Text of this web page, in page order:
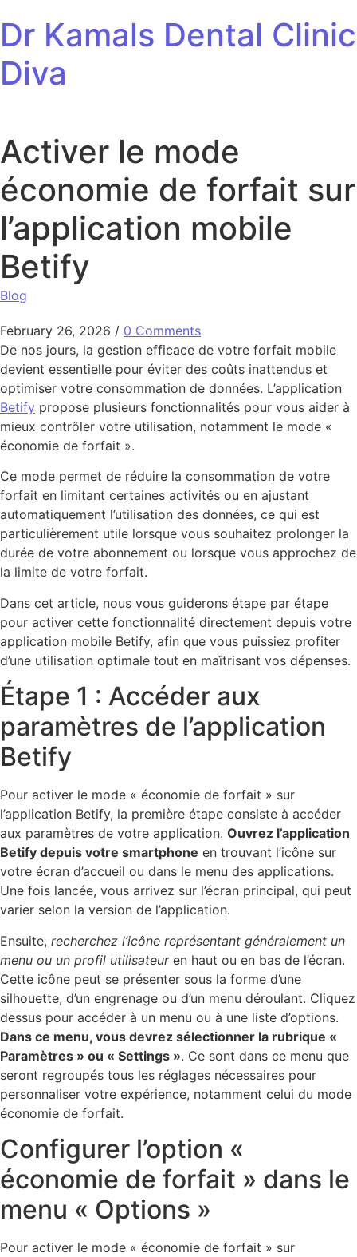
Dr Kamals Dental Clinic
Diva
Activer le mode
économie de forfait sur
l’application mobile
Betify
Blog
February 26, 2026 / 0 Comments
De nos jours, la gestion efficace de votre forfait mobile
devient essentielle pour éviter des coûts inattendus et
optimiser votre consommation de données. L’application
Betify propose plusieurs fonctionnalités pour vous aider à
mieux contrôler votre utilisation, notamment le mode «
économie de forfait ».
Ce mode permet de réduire la consommation de votre
forfait en limitant certaines activités ou en ajustant
automatiquement l’utilisation des données, ce qui est
particulièrement utile lorsque vous souhaitez prolonger la
durée de votre abonnement ou lorsque vous approchez de
la limite de votre forfait.
Dans cet article, nous vous guiderons étape par étape
pour activer cette fonctionnalité directement depuis votre
application mobile Betify, afin que vous puissiez profiter
d’une utilisation optimale tout en maîtrisant vos dépenses.
Étape 1 : Accéder aux
paramètres de l’application
Betify
Pour activer le mode « économie de forfait » sur
l’application Betify, la première étape consiste à accéder
aux paramètres de votre application. Ouvrez l’application
Betify depuis votre smartphone en trouvant l’icône sur
votre écran d’accueil ou dans le menu des applications.
Une fois lancée, vous arrivez sur l’écran principal, qui peut
varier selon la version de l’application.
Ensuite, recherchez l’icône représentant généralement un
menu ou un profil utilisateuren haut ou en bas de l’écran.
Cette icône peut se présenter sous la forme d’une
silhouette, d’un engrenage ou d’un menu déroulant. Cliquez
dessus pour accéder à un menu ou à une liste d’options.
Dans ce menu, vous devrez sélectionner la rubrique «
Paramètres » ou « Settings ». Ce sont dans ce menu que
seront regroupés tous les réglages nécessaires pour
personnaliser votre expérience, notamment celui du mode
économie de forfait.
Configurer l’option «
économie de forfait » dans le
menu « Options »
Pour activer le mode « économie de forfait » sur